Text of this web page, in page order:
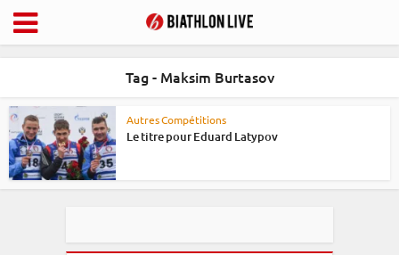
Tag - Maksim Burtasov
Autres Compétitions
Le titre pour Eduard Latypov